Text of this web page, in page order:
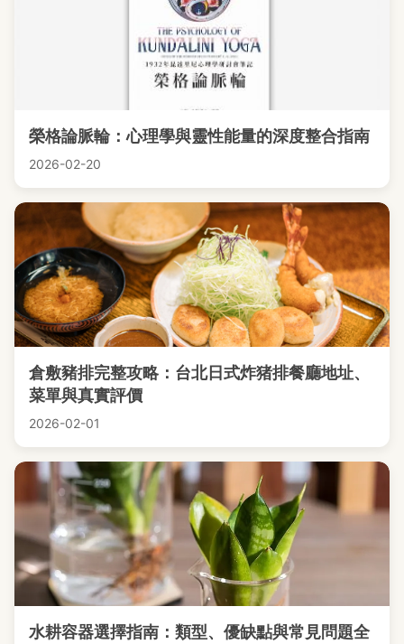
榮格論脈輪：心理學與靈性能量的深度整合指南
2026-02-20
倉敷豬排完整攻略：台北日式炸猪排餐廳地址、
菜單與真實評價
2026-02-01
水耕容器選擇指南：類型、優缺點與常見問題全